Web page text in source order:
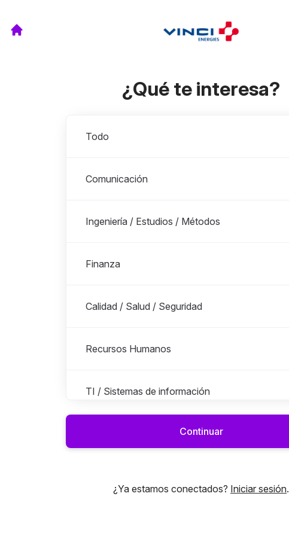
¿Qué te interesa?
Todo
Comunicación
Ingeniería / Estudios / Métodos
Finanza
Calidad / Salud / Seguridad
Recursos Humanos
TI / Sistemas de información
Continuar
¿Ya estamos conectados? Iniciar sesión.